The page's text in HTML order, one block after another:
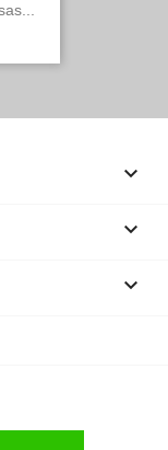


